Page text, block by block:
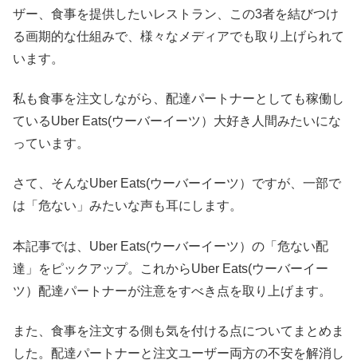
ザー、食事を提供したいレストラン、この3者を結びつけ
る画期的な仕組みで、様々なメディアでも取り上げられて
います。
私も食事を注文しながら、配達パートナーとしても稼働し
ているUber Eats(ウーバーイーツ）大好き人間みたいにな
っています。
さて、そんなUber Eats(ウーバーイーツ）ですが、一部で
は「危ない」みたいな声も耳にします。
本記事では、Uber Eats(ウーバーイーツ）の「危ない配
達」をピックアップ。これからUber Eats(ウーバーイー
ツ）配達パートナーが注意をすべき点を取り上げます。
また、食事を注文する側も気を付ける点についてまとめま
した。配達パートナーと注文ユーザー両方の不安を解消し